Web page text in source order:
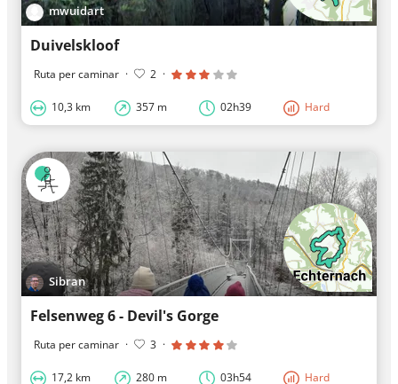
mwuidart
Duivelskloof
Ruta per caminar · 2 ·
10,3 km 357 m 02h39 Hard
Sibran
Felsenweg 6 - Devil's Gorge
Ruta per caminar · 3 ·
17,2 km 280 m 03h54 Hard